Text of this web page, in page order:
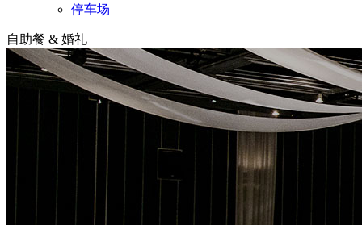
停车场
自助餐 & 婚礼